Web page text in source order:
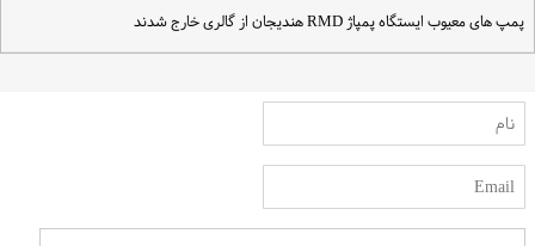
پمپ های معیوب ایستگاه پمپاژ RMD هندیجان از گالری خارج شدند